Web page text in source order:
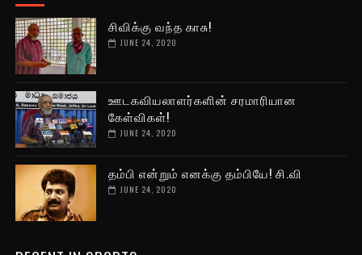
சிவிக்கு வந்த காசு!
JUNE 24, 2020
ஊடகவியலாளர்களின் சரமாரியான
கேள்விகள்!
JUNE 24, 2020
தம்பி என்றும் எனக்கு தம்பியே! சி.வி
JUNE 24, 2020